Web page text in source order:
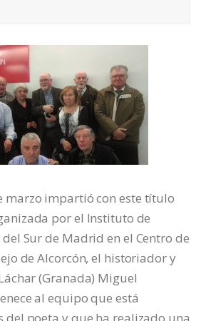
marzo impartió con este título
por el Instituto de
Sur de Madrid en el Centro de
de Alcorcón, el historiador y
(Granada) Miguel
al equipo que está